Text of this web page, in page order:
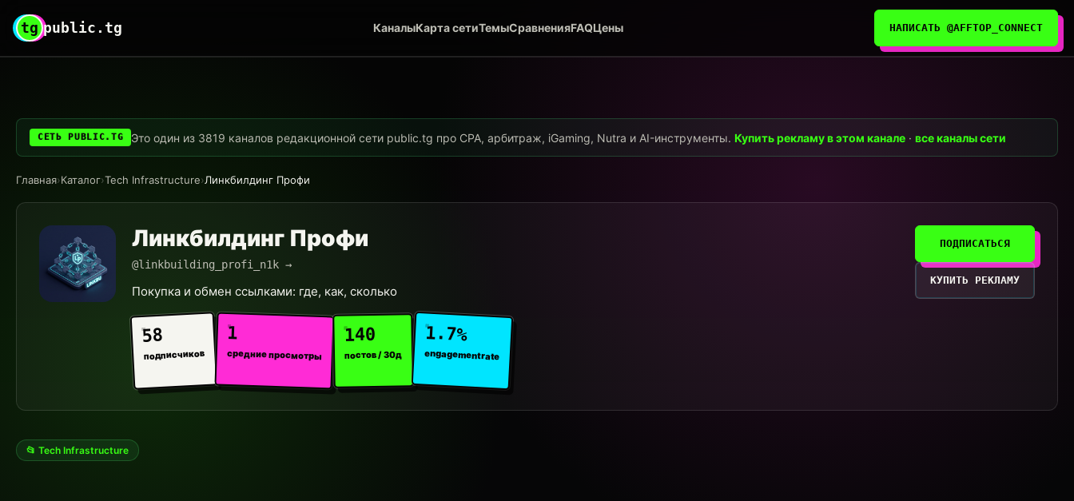
tg public.tg КаналыКарта сетиТемыСравненияFAQЦены НАПИСАТЬ @AFFTOP_CONNECT
СЕТЬ PUBLIC.TG Это один из 3819 каналов редакционной сети public.tg про CPA, арбитраж, iGaming, Nutra и AI-инструменты.Купить рекламу в этом канале ·все каналы сети
Главная›Каталог›Tech Infrastructure›Линкбилдинг Профи
Линкбилдинг Профи
@linkbuilding_profi_n1k →
Покупка и обмен ссылками: где, как, сколько
58
подписчиков
1
средние просмотры
140
постов / 30д
1.7%
engagement rate
ПОДПИСАТЬСЯ
КУПИТЬ РЕКЛАМУ
📂 Tech Infrastructure